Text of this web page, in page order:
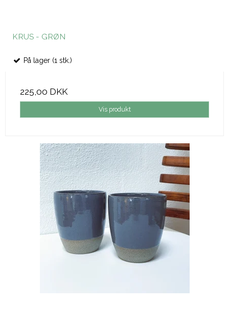
KRUS - GRØN
På lager (1 stk.)
225,00 DKK
Vis produkt